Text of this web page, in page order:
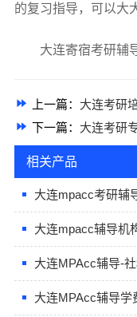
的复习指导，可以大
大连寄宿考研辅
上一篇： 大连考研
下一篇： 大连考研专业
相关产品
大连MPAcc辅导学